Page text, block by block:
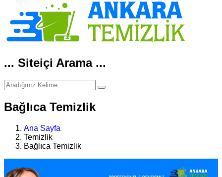
... Siteiçi Arama ...
Bağlıca Temizlik
Ana Sayfa
Temizlik
Bağlıca Temizlik